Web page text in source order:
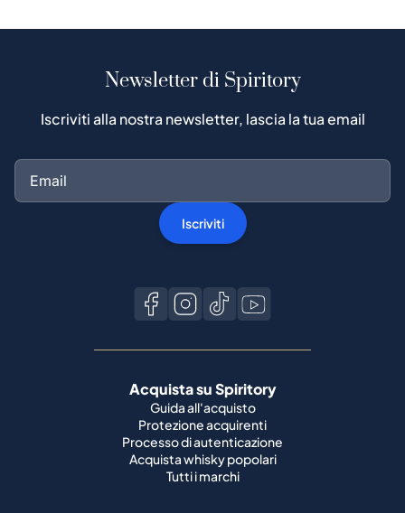
Newsletter di Spiritory
Iscriviti alla nostra newsletter, lascia la tua email
Iscriviti
Acquista su Spiritory
Guida all'acquisto
Protezione acquirenti
Processo di autenticazione
Acquista whisky popolari
Tutti i marchi